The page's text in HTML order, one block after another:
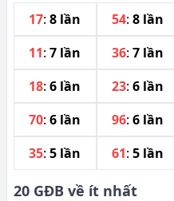
17:8 lần 54: 8 lần
11:7 lần 36: 7 lần
18:6 lần 23: 6 lần
70:6 lần 96: 6 lần
35:5 lần 61: 5 lần
20 GĐB về ít nhất